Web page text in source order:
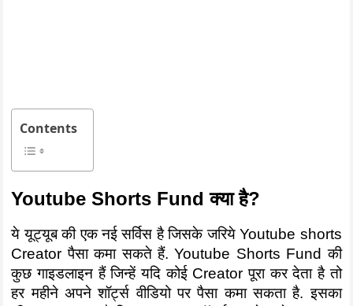
Contents
Youtube Shorts Fund क्या है?
ये यूट्यूब की एक नई सर्विस है जिसके जरिये Youtube shorts
Creator पैसा कमा सकते हैं. Youtube Shorts Fund की
कुछ गाइडलाइन हैं जिन्हें यदि कोई Creator पूरा कर देता है तो
हर महीने अपने शॉर्ट्स वीडियो पर पैसा कमा सकता है. इसका